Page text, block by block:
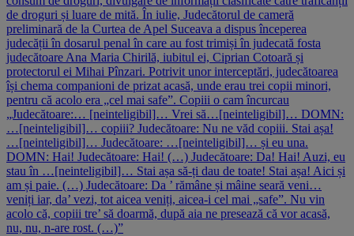
de droguri și luare de mită. În iulie, Judecătorul de cameră
preliminară de la Curtea de Apel Suceava a dispus începerea
judecății în dosarul penal în care au fost trimiși în judecată fosta
judecătoare Ana Maria Chirilă, iubitul ei, Ciprian Cotoară și
protectorul ei Mihai Pînzari. Potrivit unor interceptări, judecătoarea
își chema companioni de prizat acasă, unde erau trei copii minori,
pentru că acolo era „cel mai safe”. Copiii o cam încurcau
„Judecătoare:… [neinteligibil]… Vrei să…[neinteligibil]… DOMN:
…[neinteligibil]… copiii? Judecătoare: Nu ne văd copiii. Stai așa!
…[neinteligibil]… Judecătoare: …[neinteligibil]… și eu una.
DOMN: Hai! Judecătoare: Hai! (…) Judecătoare: Da! Hai! Auzi, eu
stau în …[neinteligibil]… Stai așa să-ți dau de toate! Stai așa! Aici și
am și paie. (…) Judecătoare: Da ’ rămâne și mâine seară veni…
veniți iar, da’ vezi, tot aicea veniți, aicea-i cel mai „safe”. Nu vin
acolo că, copiii tre’ să doarmă, după aia ne presează că vor acasă,
nu, nu, n-are rost. (…)”